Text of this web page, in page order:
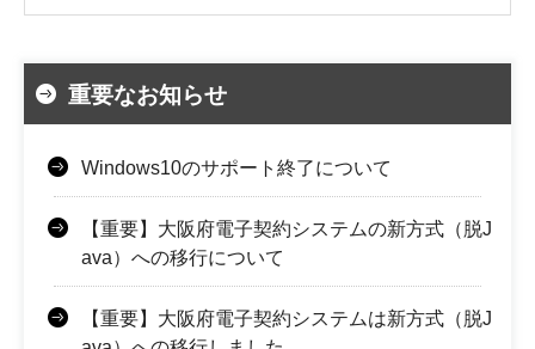
重要なお知らせ
Windows10のサポート終了について
【重要】大阪府電子契約システムの新方式（脱J
ava）への移行について
【重要】大阪府電子契約システムは新方式（脱J